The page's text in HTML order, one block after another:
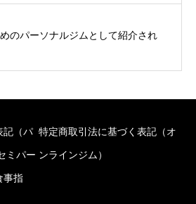
のパーソナルジムとして紹介され
記（パ
ミパー
事指
特定商取引法に基づく表記（オ
ンラインジム）